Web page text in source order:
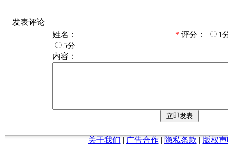
发表评论
姓名：
* 评分：
1
5分
内容：
关于我们 | 广告合作| 隐私条款 | 版权